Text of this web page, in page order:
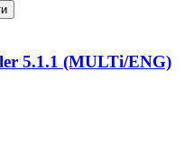
5.1.1 (MULTi/ENG)